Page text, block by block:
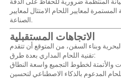
لمعايير اللحام الامتثال لمعايير
الصناعة.
الاتجاهات المستقبلية
وبناء السفن، من المتوقع أن تتقدم
تقنية اللحام المداري بعدة طرق:
المدعوم بالذكاء الاصطناعي لتحسين